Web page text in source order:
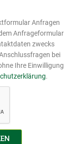
Anfragen
Anfrageformular
zwecks
bei
Ihre Einwilligung
.